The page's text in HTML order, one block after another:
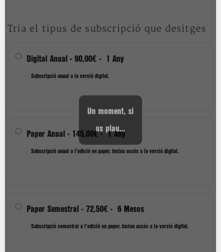
Tria el tipus de subscripció que desitges
Digital Anual - 90,00€ - 1 Any
Subscripció anual a la versió digital.
Paper Anual - 145,00€ - 1 Any
Subscripció anual a l'edició en paper. Inclou accés a la versió digital.
Paper Semestral - 72,50€ - 6 Mesos
Subscripció semestral a l'edició en paper. Inclou accés a la versió digital.
Un moment, si
us plau...